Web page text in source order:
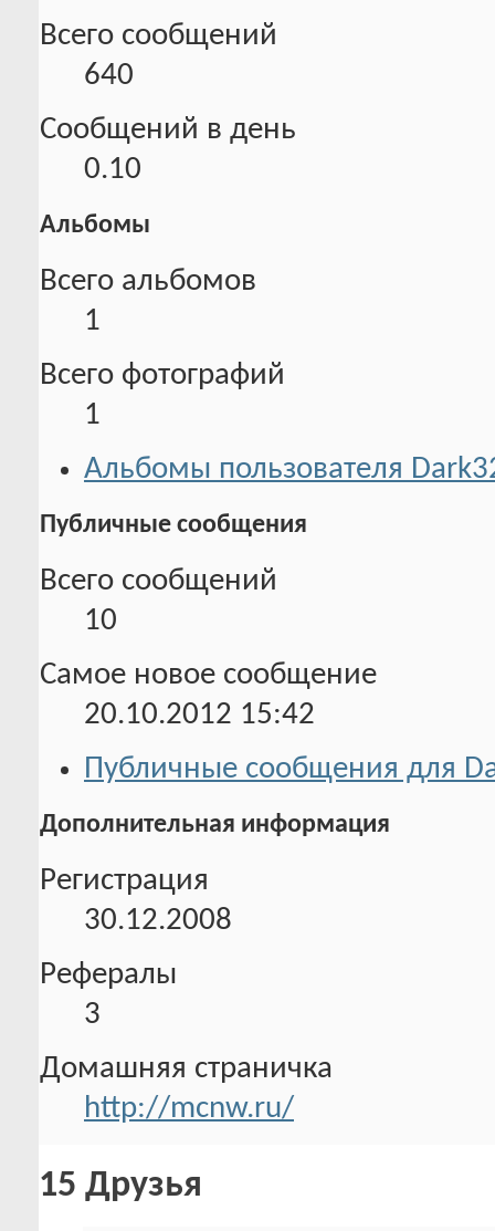
Всего сообщений
640
Сообщений в день
0.10
Альбомы
Всего альбомов
1
Всего фотографий
1
Альбомы пользователя
Публичные сообщения
Всего сообщений
10
Самое новое сообщение
20.10.2012 15:42
Публичные сообщения для
Дополнительная информация
Регистрация
30.12.2008
Рефералы
3
Домашняя страничка
http://mcnw.ru/
15 Друзья